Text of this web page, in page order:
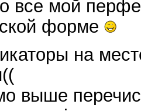
все мой
форме
на
выше